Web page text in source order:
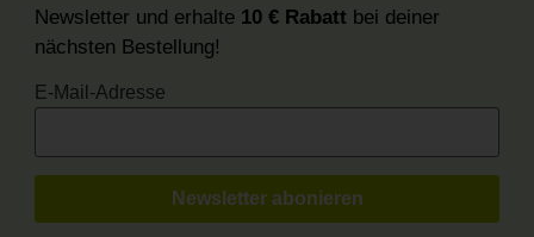
Newsletter und erhalte 10 € Rabatt bei deiner
nächsten Bestellung!
E-Mail-Adresse